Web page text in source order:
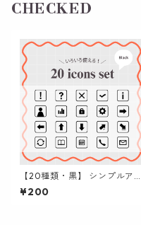
CHECKED
【20種類・黒】 シンプルアイ
コン集 (四角枠) | パワポ / Can
va / 資料作成
¥200